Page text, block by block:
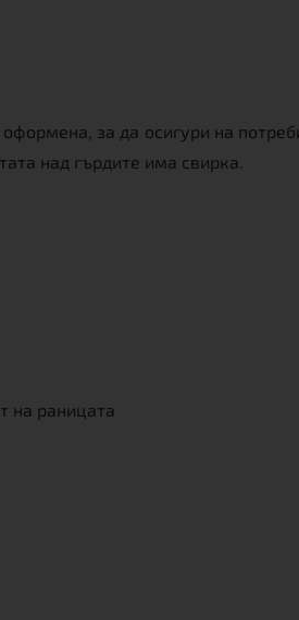
за да осигури на
над гърдите има свирка.
на раницата